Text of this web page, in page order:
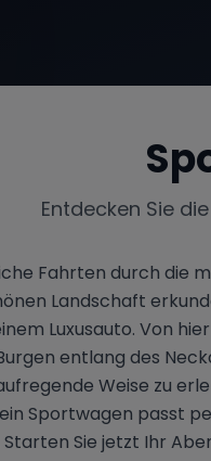
Entdecken Sie
Fahrten durch die
Landschaft
Luxusauto. Von
entlang des
Weise zu
Sportwagen passt
Sie jetzt Ihr